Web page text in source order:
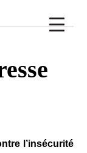
l’insécurité